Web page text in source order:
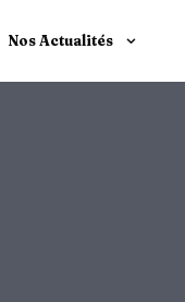
Nos Actualités